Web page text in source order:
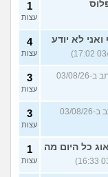
1
עצות
לא יודע
4
עצות
(דן, בן 42, כתב ב-03/08/26
3
עצות
(אנושי, בן 27, כתב ב-03/08/26
3
עצות
כל היום מה
1
עצות